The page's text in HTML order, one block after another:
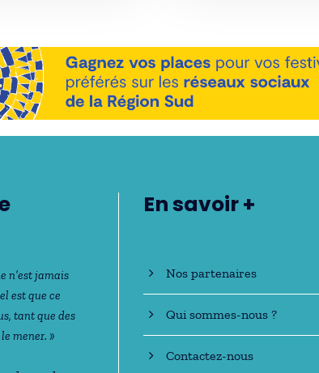
n’est jamais
est que ce
tant que des
mener. »
En savoir +
Nos partenaires
Qui sommes-nous ?
Contactez-nous